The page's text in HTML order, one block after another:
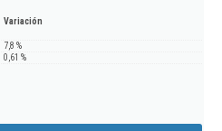
Variación
7,8 %
0,61 %